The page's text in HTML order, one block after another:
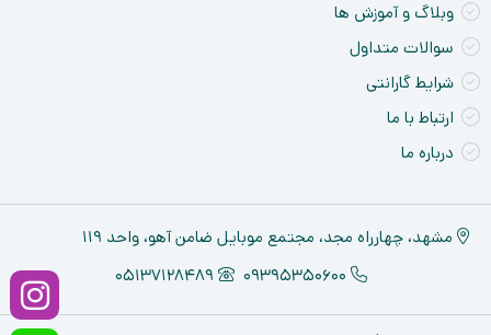
وبلاگ و آموزش ها
سوالات متداول
شرایط گارانتی
ارتباط با ما
درباره ما
مشهد، چهارراه مجد، مجتمع موبایل ضامن آهو، واحد ۱۱۹
09395350600
05137128489